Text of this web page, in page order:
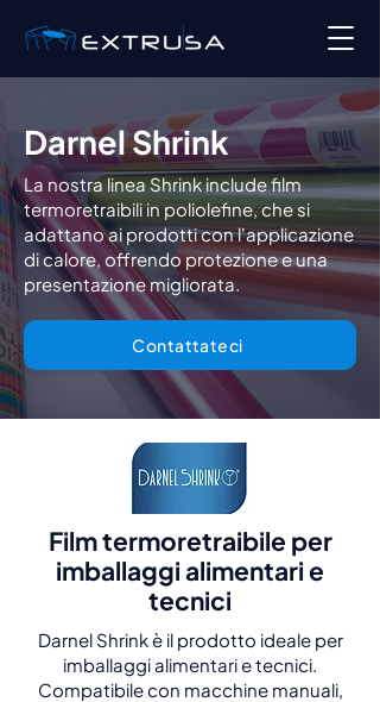
Darnel Shrink
La nostra linea Shrink include film
termoretraibili in poliolefine, che si
adattano ai prodotti con l'applicazione
di calore, offrendo protezione e una
presentazione migliorata.
Contattateci
Film termoretraibile per
imballaggi alimentari e
tecnici
Darnel Shrink è il prodotto ideale per
imballaggi alimentari e tecnici.
Compatibile con macchine manuali,